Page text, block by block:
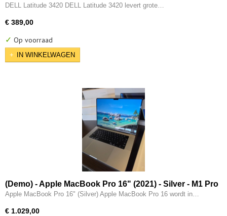
- 256GB - Intel Iris XE - Type-C - HDMI - W11 Pro
DELL Latitude 3420 DELL Latitude 3420 levert grote…
€ 389,00
✓ Op voorraad
IN WINKELWAGEN
(Demo) - Apple MacBook Pro 16" (2021) - Silver - M1 Pro
(10 core) - 32GB - 512GB - 16 Core GPU - Thunderbolt -
Apple MacBook Pro 16" (Silver) Apple MacBook Pro 16 wordt in…
€ 1.029,00